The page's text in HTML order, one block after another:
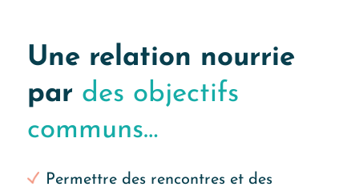
Une relation nourrie
par des objectifs
communs…
Permettre des rencontres et des